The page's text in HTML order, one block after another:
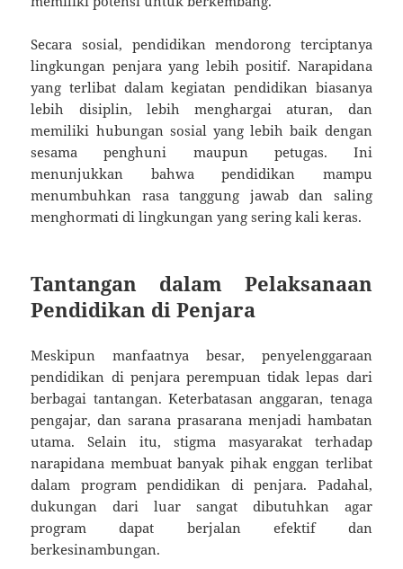
Secara sosial, pendidikan mendorong terciptanya
lingkungan penjara yang lebih positif. Narapidana
yang terlibat dalam kegiatan pendidikan biasanya
lebih disiplin, lebih menghargai aturan, dan
memiliki hubungan sosial yang lebih baik dengan
sesama penghuni maupun petugas. Ini
menunjukkan bahwa pendidikan mampu
menumbuhkan rasa tanggung jawab dan saling
menghormati di lingkungan yang sering kali keras.
Tantangan dalam Pelaksanaan
Pendidikan di Penjara
Meskipun manfaatnya besar, penyelenggaraan
pendidikan di penjara perempuan tidak lepas dari
berbagai tantangan. Keterbatasan anggaran, tenaga
pengajar, dan sarana prasarana menjadi hambatan
utama. Selain itu, stigma masyarakat terhadap
narapidana membuat banyak pihak enggan terlibat
dalam program pendidikan di penjara. Padahal,
dukungan dari luar sangat dibutuhkan agar
program dapat berjalan efektif dan
berkesinambungan.